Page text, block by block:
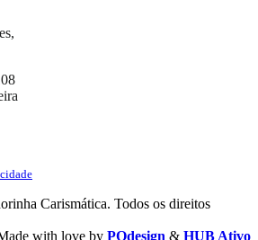
Carismática. Todos os direitos
with love by PQdesign & HUB Ativo